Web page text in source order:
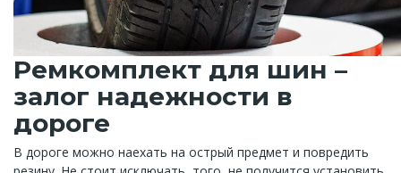
Ремкомплект для шин –
залог надежности в
дороге
В дороге можно наехать на острый предмет и повредить